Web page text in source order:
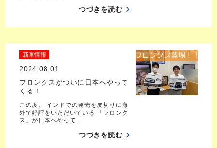
つづきを読む
新車情報
2024.08.01
フロンクスがついに日本へやって
くる！
この度、 インドでの発売を皮切りに海
外で好評をいただいている 「フロンク
ス」が日本へやって…
つづきを読む